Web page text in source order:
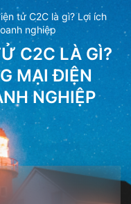
tử C2C là gì? Lợi ích
nghiệp
C2C LÀ GÌ?
MẠI ĐIỆN
NGHIỆP